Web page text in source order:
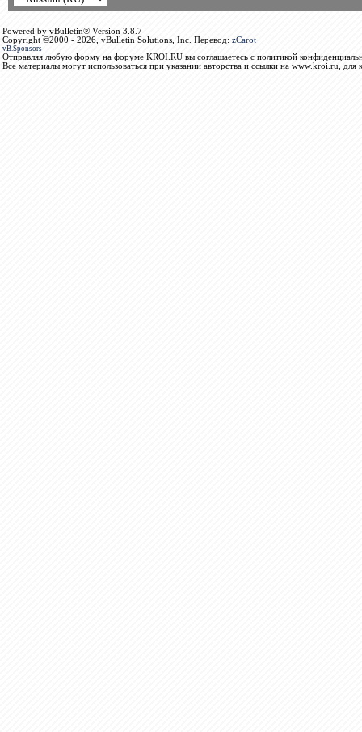
Powered by vBulletin® Version 3.8.7
Copyright ©2000 - 2026, vBulletin Solutions, Inc. Перевод: zCarot
vB.Sponsors
Отправляя любую форму на форуме KROI.RU вы соглашаетесь с политикой
Все материалы могут использоваться при указании авторства и ссылки на www.kroi.ru, для